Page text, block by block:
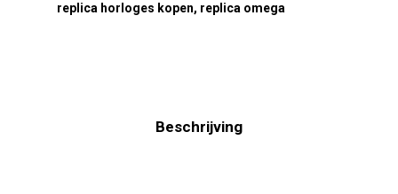
replica horloges kopen, replica omega
Beschrijving